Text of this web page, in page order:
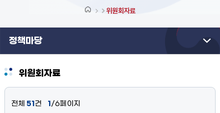
열
위원회자료
정책마당
위원회자료
전체51 건 1 /6페이지